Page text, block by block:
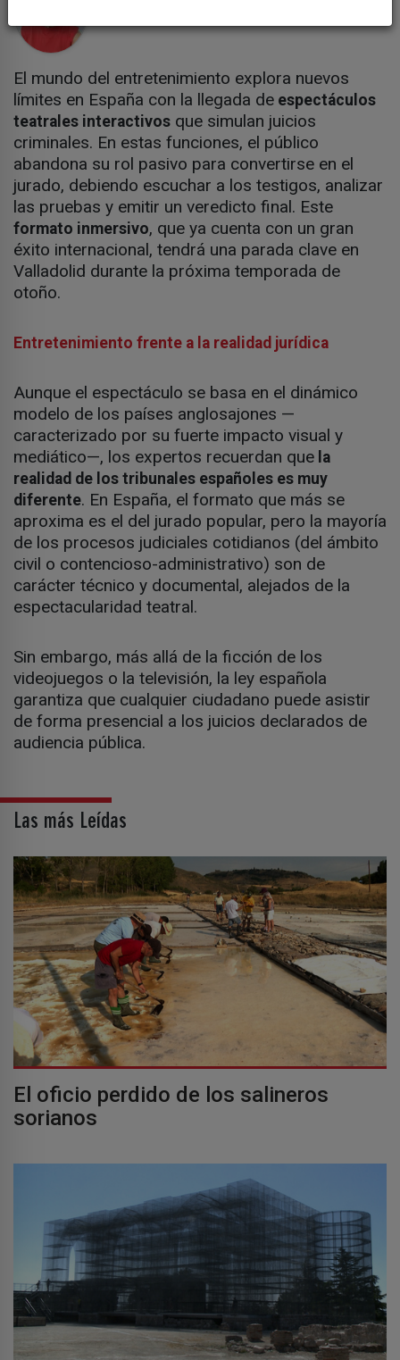
El mundo del entretenimiento explora nuevos
límites en España con la llegada de espectáculos
teatrales interactivos que simulan juicios
criminales. En estas funciones, el público
abandona su rol pasivo para convertirse en el
jurado, debiendo escuchar a los testigos, analizar
las pruebas y emitir un veredicto final. Este
formato inmersivo, que ya cuenta con un gran
éxito internacional, tendrá una parada clave en
Valladolid durante la próxima temporada de
otoño.
Entretenimiento frente a la realidad jurídica
Aunque el espectáculo se basa en el dinámico
modelo de los países anglosajones —
caracterizado por su fuerte impacto visual y
mediático—, los expertos recuerdan que la
realidad de los tribunales españoles es muy
diferente. En España, el formato que más se
aproxima es el del jurado popular, pero la mayoría
de los procesos judiciales cotidianos (del ámbito
civil o contencioso-administrativo) son de
carácter técnico y documental, alejados de la
espectacularidad teatral.
Sin embargo, más allá de la ficción de los
videojuegos o la televisión, la ley española
garantiza que cualquier ciudadano puede asistir
de forma presencial a los juicios declarados de
audiencia pública.
Las más Leídas
El oficio perdido de los salineros
sorianos